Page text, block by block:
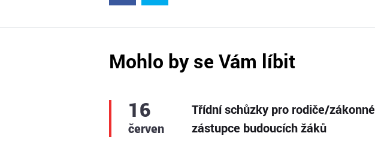
Mohlo by se Vám líbit
16
červen
Třídní schůzky pro rodiče/zákonné
zástupce budoucích žáků